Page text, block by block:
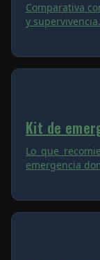
Comparativa
y supervivencia.
Kit de
Lo que
emergencia